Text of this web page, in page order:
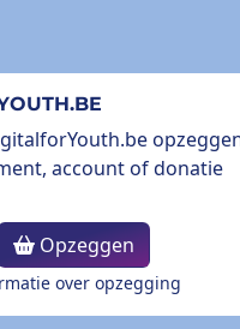
Opzeggen
over opzegging